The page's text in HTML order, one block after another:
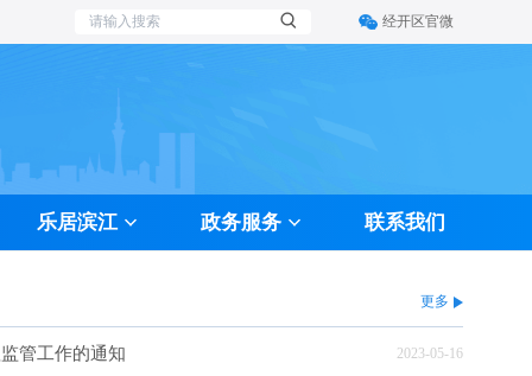
经开区官微
乐居滨江 政务服务 联系我们
更多
管工作的通知 2023-05-16